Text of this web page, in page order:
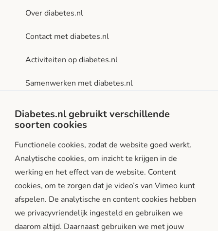
Over diabetes.nl
Contact met diabetes.nl
Activiteiten op diabetes.nl
Samenwerken met diabetes.nl
diabetes.nl is een initiatief van:
Diabetes.nl gebruikt verschillende
soorten cookies
Functionele cookies, zodat de website goed werkt.
Analytische cookies, om inzicht te krijgen in de
werking en het effect van de website. Content
cookies, om te zorgen dat je video’s van Vimeo kunt
afspelen. De analytische en content cookies hebben
we privacyvriendelijk ingesteld en gebruiken we
daarom altijd. Daarnaast gebruiken we met jouw